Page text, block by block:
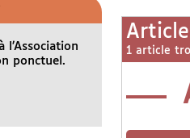
1 article
l’Association
ponctuel.